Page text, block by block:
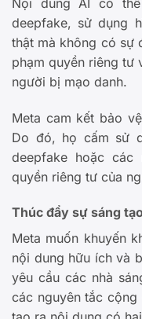
deepfake, sử dụng
thật mà không có sự
phạm quyền riêng tư
người bị mạo danh.
Meta cam kết bảo
Do đó, họ cấm sử
deepfake hoặc
quyền riêng tư của
Thúc đẩy sự sáng
Meta muốn khuyến
nội dung hữu ích và
yêu cầu các nhà
các nguyên tắc